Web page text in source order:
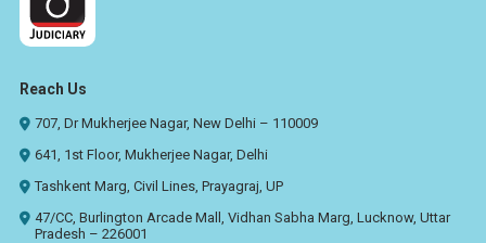
Reach Us
707, Dr Mukherjee Nagar, New Delhi – 110009
641, 1st Floor, Mukherjee Nagar, Delhi
Tashkent Marg, Civil Lines, Prayagraj, UP
47/CC, Burlington Arcade Mall, Vidhan Sabha Marg, Lucknow, Uttar
Pradesh – 226001